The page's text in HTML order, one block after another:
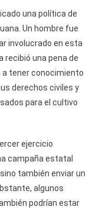
una política de
Un hombre fue
involucrado en esta
recibió una pena de
a tener conocimiento
derechos civiles y
para el cultivo
ejercicio
campaña estatal
también enviar un
algunos
podrían estar